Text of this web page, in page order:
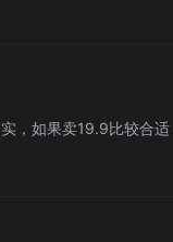
，如果卖19.9比较合适